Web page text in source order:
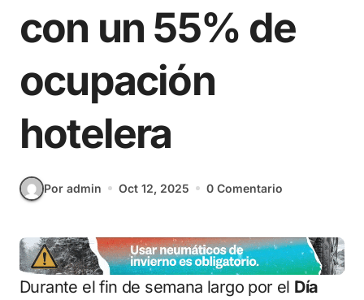
con un 55% de
ocupación
hotelera
Por admin Oct 12, 2025 0 Comentario
Durante el fin de semana largo por el Día